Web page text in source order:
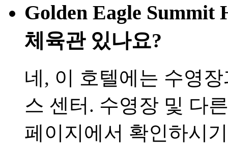
Golden Eagle Summit
체육관 있나요?
네, 이 호텔에는 수영
스 센터. 수영장 및 다
페이지에서 확인하시